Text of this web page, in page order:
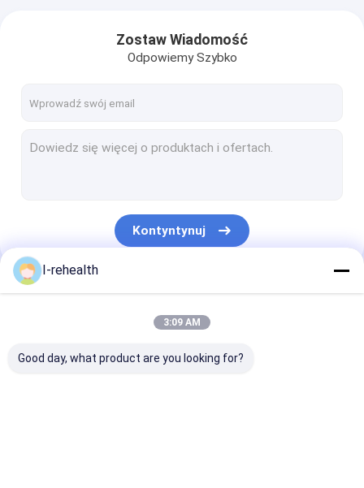
Lakier z fluorem pediatrycznym
Lakier dentystyczny do wrażliwych zębów
Ochrona zębów lakierem
Uszczelniacz fluorkowy
Uszczelniacz do wgłębień i szczelin
Zostaw Wiadomość
Odpowiemy Szybko
Kontyntynuj
Nasze Kategorie
I-rehealth
3:09 AM
Good day, what product are you looking for?